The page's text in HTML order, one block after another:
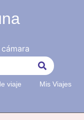
viaje Mis Viajes